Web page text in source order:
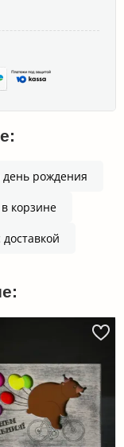
день рождения
корзине